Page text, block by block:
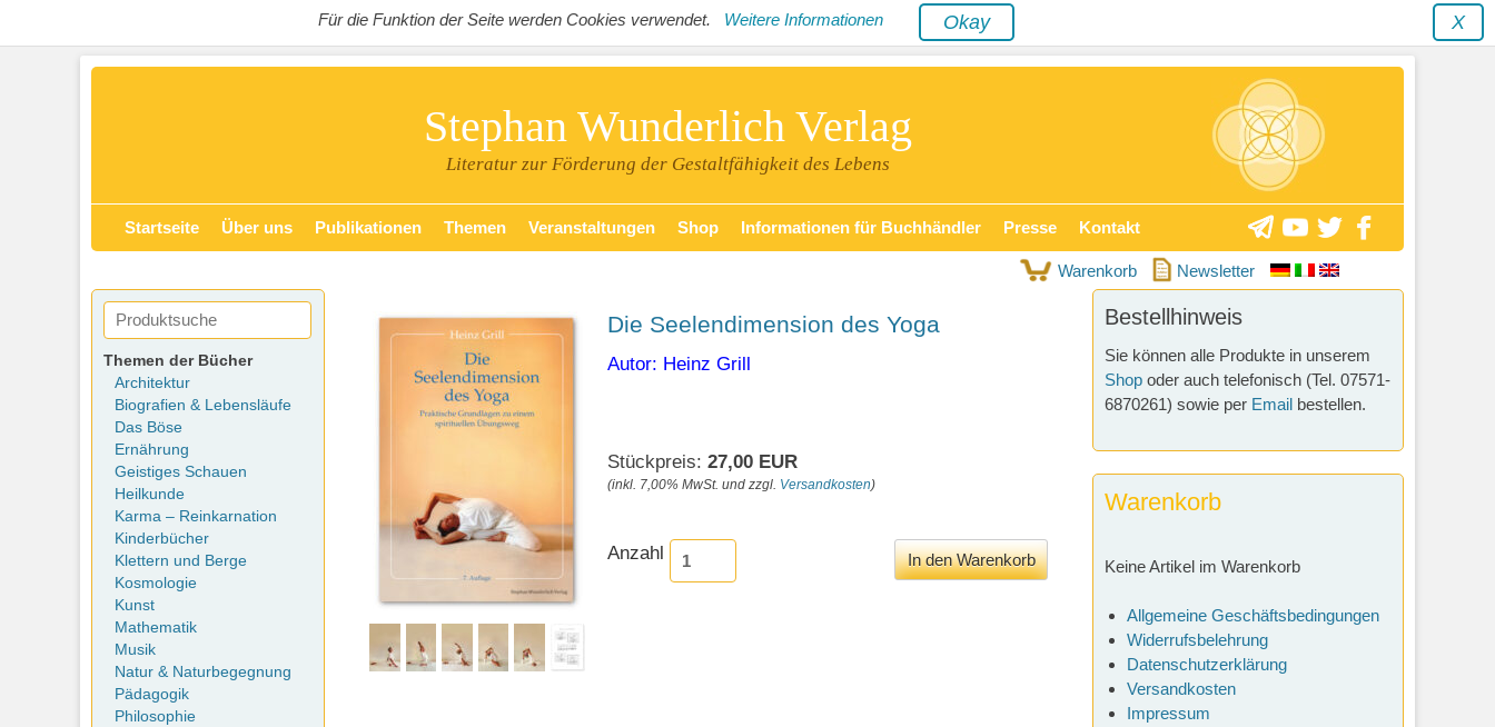
Für die Funktion der Seite werden Cookies verwendet. Weitere Informationen X
Okay
Stephan Wunderlich Verlag
Literatur zur Förderung der Gestaltfähigkeit des Lebens
Primäres Menü
Inhalt
Startseite Über uns Publikationen Themen Veranstaltungen Shop Informationen für Buchhändler Presse Kontakt
Warenkorb Newsletter
Die Seelendimension des Yoga
Autor: Heinz Grill
Stückpreis: 27,00 EUR
(inkl. 7,00% MwSt. und zzgl. Versandkosten)
Anzahl
Bestellhinweis
Sie können alle Produkte in unserem
Shop oder auch telefonisch (Tel. 07571-
6870261) sowie per Email bestellen.
Warenkorb
Keine Artikel im Warenkorb
Allgemeine Geschäftsbedingungen
Widerrufsbelehrung
Datenschutzerklärung
Versandkosten
Impressum
Themen der Bücher
Architektur
Biografien & Lebensläufe
Das Böse
Ernährung
Geistiges Schauen
Heilkunde
Karma – Reinkarnation
Kinderbücher
Klettern und Berge
Kosmologie
Kunst
Mathematik
Musik
Natur & Naturbegegnung
Pädagogik
Philosophie